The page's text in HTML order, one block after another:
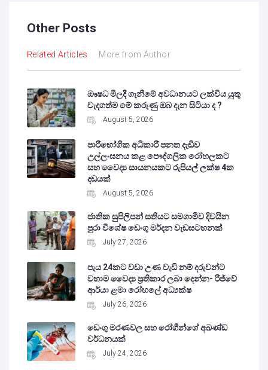
Other Posts
Related Articles More from Author
ඖෂධ මිලදී ගැනීමේ අවධානයට ලක්විය යුතු
වැදගත්ම මේ කරුණු ඔබ දැන සිටියා ද ?
August 5, 2026
පාරිභෝගික අධිකාරී පනත දැඩිව
උල්ලංඝනය කළ පෞද්ගලික රෝහලකට
සහ වෛද්‍ය සායනයකට රුපියල් ලක්ෂ 4ක
දඩයක්
August 5, 2026
ජාතික සුපිලිපන් සතියට සමගාමීව දිවයින
පුරා විශේෂ ඩෙංගු මර්දන වැඩසටහනක්
July 27, 2026
පැය 24කට වඩා උණ වැඩි නම් දරුවන්ට
වහාම වෛද්‍ය ප්‍රතිකාර ලබා දෙන්න- රිජ්වේ
ආර්යා ළමා රෝහලේ අධ්‍යක්ෂ
July 26, 2026
ඩෙංගු මරණවල සහ රෝගීන්ගේ අඛණ්ඩ
වර්ධනයක්
July 24, 2026